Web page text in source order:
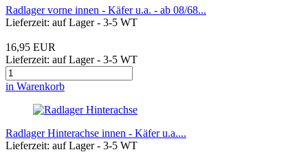
Radlager vorne innen - Käfer u.a. - ab 08/68...
Lieferzeit: auf Lager - 3-5 WT
16,95 EUR
Lieferzeit: auf Lager - 3-5 WT
in Warenkorb
Radlager Hinterachse innen - Käfer u.a....
Lieferzeit: auf Lager - 3-5 WT